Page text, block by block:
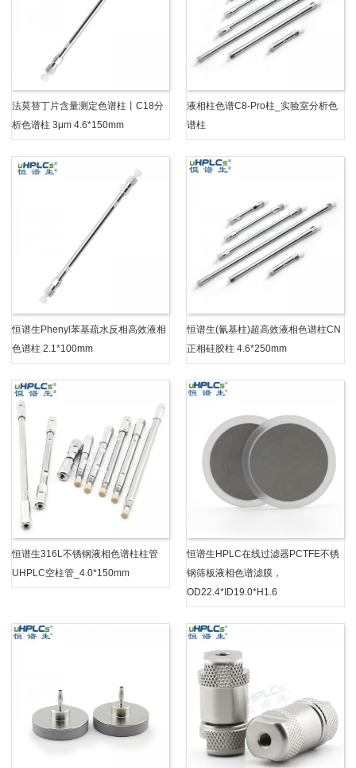
法莫替丁片含量测定色谱柱丨C18分
析色谱柱 3μm 4.6*150mm
液相柱色谱C8-Pro柱_实验室分析色
谱柱
恒谱生Phenyl苯基疏水反相高效液相
色谱柱 2.1*100mm
恒谱生(氰基柱)超高效液相色谱柱CN
正相硅胶柱 4.6*250mm
恒谱生316L不锈钢液相色谱柱柱管
UHPLC空柱管_4.0*150mm
恒谱生HPLC在线过滤器PCTFE不锈
钢筛板液相色谱滤膜，
OD22.4*ID19.0*H1.6